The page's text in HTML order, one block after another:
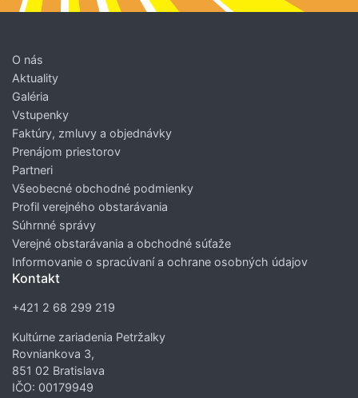
O nás
Aktuality
Galéria
Vstupenky
Faktúry, zmluvy a objednávky
Prenájom priestorov
Partneri
Všeobecné obchodné podmienky
Profil verejného obstarávania
Súhrnné správy
Verejné obstarávania a obchodné súťaže
Informovanie o spracúvaní a ochrane osobných údajov
Kontakt
+421 2 68 299 219
Kultúrne zariadenia Petržalky
Rovniankova 3,
851 02 Bratislava
IČO: 00179949